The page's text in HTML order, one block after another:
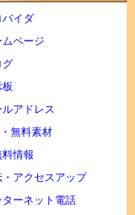
バイダ
ページ
グ
アドレス
無料素材
情報
アクセスアップ
ーネット電話